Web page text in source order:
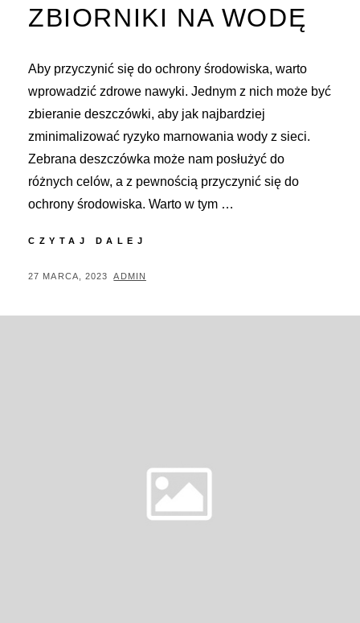
ZBIORNIKI NA WODĘ
Aby przyczynić się do ochrony środowiska, warto
wprowadzić zdrowe nawyki. Jednym z nich może być
zbieranie deszczówki, aby jak najbardziej
zminimalizować ryzyko marnowania wody z sieci.
Zebrana deszczówka może nam posłużyć do
różnych celów, a z pewnością przyczynić się do
ochrony środowiska. Warto w tym …
CZYTAJ DALEJ
POSTED
27 MARCA, 2023 BY
ADMIN